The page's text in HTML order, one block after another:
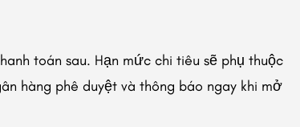
toán sau. Hạn mức chi tiêu sẽ phụ thuộc
hàng phê duyệt và thông báo ngay khi mở